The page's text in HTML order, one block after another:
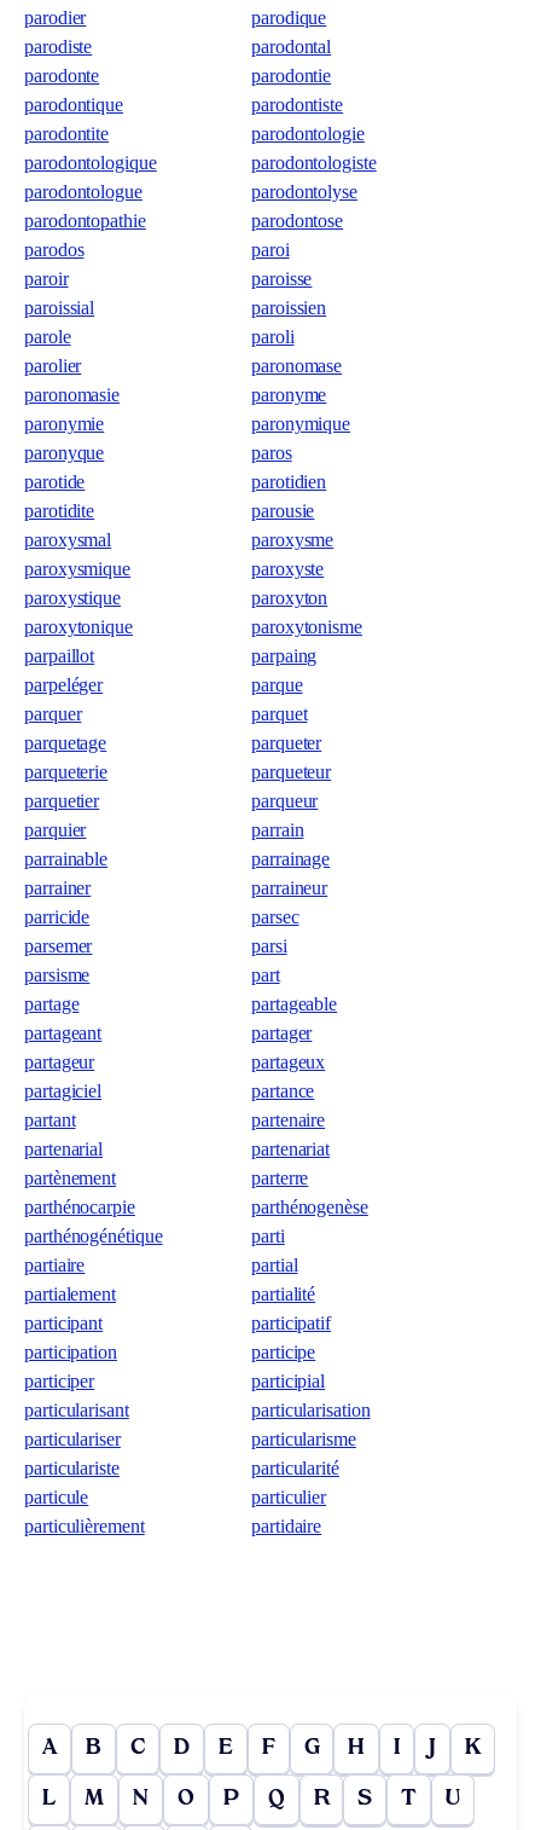
parodier
parodique
parodiste
parodontal
parodonte
parodontie
parodontique
parodontiste
parodontite
parodontologie
parodontologique
parodontologiste
parodontologue
parodontolyse
parodontopathie
parodontose
parodos
paroi
paroir
paroisse
paroissial
paroissien
parole
paroli
parolier
paronomase
paronomasie
paronyme
paronymie
paronymique
paronyque
paros
parotide
parotidien
parotidite
parousie
paroxysmal
paroxysme
paroxysmique
paroxyste
paroxystique
paroxyton
paroxytonique
paroxytonisme
parpaillot
parpaing
parpeléger
parque
parquer
parquet
parquetage
parqueter
parqueterie
parqueteur
parquetier
parqueur
parquier
parrain
parrainable
parrainage
parrainer
parraineur
parricide
parsec
parsemer
parsi
parsisme
part
partage
partageable
partageant
partager
partageur
partageux
partagiciel
partance
partant
partenaire
partenarial
partenariat
partènement
parterre
parthénocarpie
parthénogenèse
parthénogénétique
parti
partiaire
partial
partialement
partialité
participant
participatif
participation
participe
participer
participial
particularisant
particularisation
particulariser
particularisme
particulariste
particularité
particule
particulier
particulièrement
partidaire
A B C D E F G H I J K
L M N O P Q R S T U